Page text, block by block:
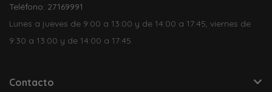
Teléfono: 27169991
Lunes a jueves de 9:00 a 13:00 y de 14:00 a 17:45, viernes de
9:30 a 13:00 y de 14:00 a 17:45.
Contacto